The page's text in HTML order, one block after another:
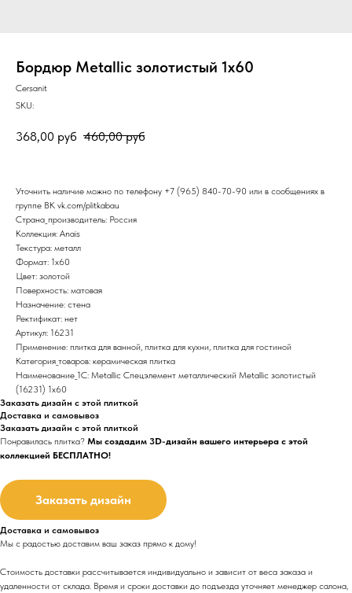
Бордюр Metallic золотистый 1х60
Cersanit
SKU:
368,00 руб 460,00 руб
Уточнить наличие можно по телефону +7 (965) 840-70-90 или в сообщениях в
группе ВК vk.com/plitkabau
Страна_производитель: Россия
Коллекция: Anais
Текстура: металл
Формат: 1x60
Цвет: золотой
Поверхность: матовая
Назначение: стена
Ректификат: нет
Артикул: 16231
Применение: плитка для ванной, плитка для кухни, плитка для гостиной
Категория_товаров: керамическая плитка
Наименование_1С: Metallic Спецэлемент металлический Metallic золотистый
(16231) 1x60
Заказать дизайн с этой плиткой
Доставка и самовывоз
Заказать дизайн с этой плиткой
Понравилась плитка? Мы создадим 3D-дизайн вашего интерьера с этой
коллекцией БЕСПЛАТНО!
Заказать дизайн
Доставка и самовывоз
Мы с радостью доставим ваш заказ прямо к дому!
Стоимость доставки рассчитывается индивидуально и зависит от веса заказа и
удаленности от склада. Время и сроки доставки до подъезда уточняет менеджер салона,